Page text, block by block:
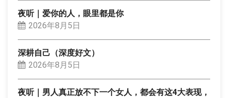
夜听｜爱你的人，眼里都是你
2026年8月5日
深耕自己（深度好文）
2026年8月5日
夜听｜男人真正放不下一个女人，都会有这4大表现，